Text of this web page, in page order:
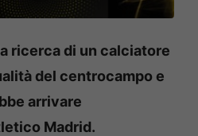
ricerca di un calciatore
del centrocampo e
arrivare
Madrid.